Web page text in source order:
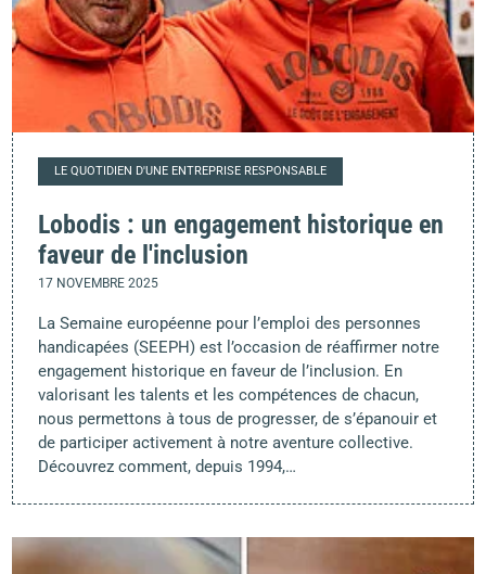
LE QUOTIDIEN D'UNE ENTREPRISE RESPONSABLE
Lobodis : un engagement historique en
faveur de l'inclusion
17 NOVEMBRE 2025
La Semaine européenne pour l’emploi des personnes
handicapées (SEEPH) est l’occasion de réaffirmer notre
engagement historique en faveur de l’inclusion. En
valorisant les talents et les compétences de chacun,
nous permettons à tous de progresser, de s’épanouir et
de participer activement à notre aventure collective.
Découvrez comment, depuis 1994,…